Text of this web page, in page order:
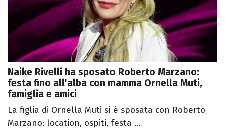
Naike Rivelli ha sposato Roberto Marzano:
festa fino all'alba con mamma Ornella Muti,
famiglia e amici
La figlia di Ornella Muti si è sposata con Roberto
Marzano: location, ospiti, festa ...